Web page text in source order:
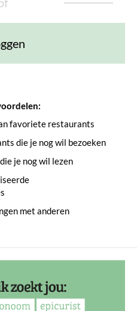
favoriete restaurants
die je nog wil bezoeken
je nog wil lezen
met anderen